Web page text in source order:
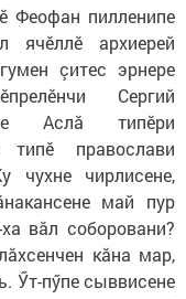
Феофан пилленипе
ячӗллӗ архиерей
çитес эрнере
Сергий
Аслă типӗри
типӗ православи
чухне чирлисене,
май пур
вăл соборовани?
кăна мар,
Ӳт-пӳпе сыввисене